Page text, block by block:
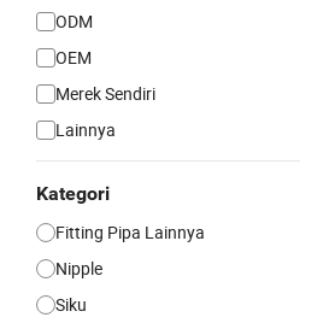
ODM
OEM
Merek Sendiri
Lainnya
Kategori
Fitting Pipa Lainnya
Nipple
Siku